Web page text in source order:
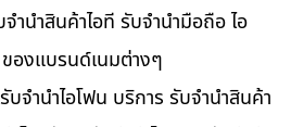
ำนำสินค้าไอที รับจำนำมือถือ ไอ
องแบรนด์เนมต่างๆ
จำนำไอโฟน บริการ รับจำนำสินค้า